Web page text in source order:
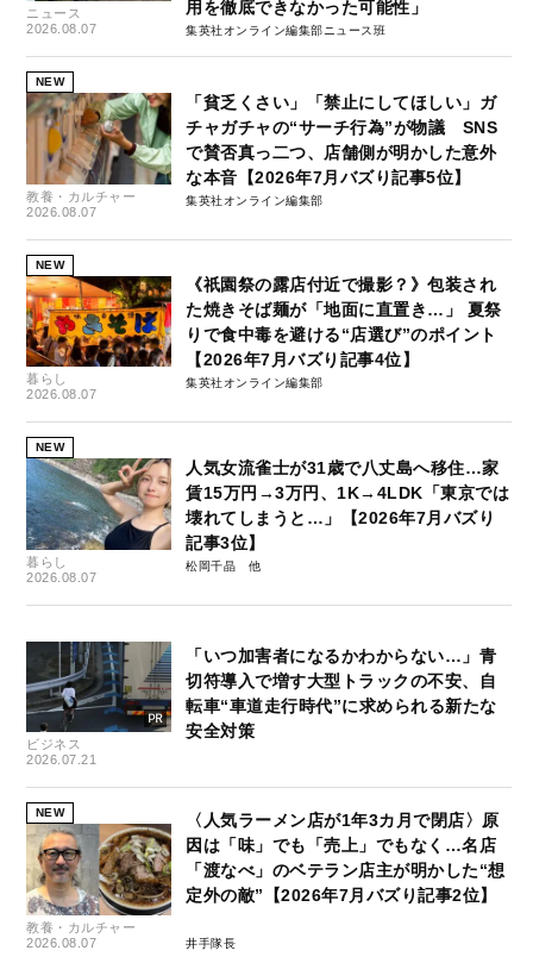
ニュース
2026.08.07
用を徹底できなかった可能性」
集英社オンライン編集部ニュース班
NEW
教養・カルチャー
2026.08.07
「貧乏くさい」「禁止にしてほしい」ガ
チャガチャの“サーチ行為”が物議 SNS
で賛否真っ二つ、店舗側が明かした意外
な本音【2026年7月バズり記事5位】
集英社オンライン編集部
NEW
暮らし
2026.08.07
《祇園祭の露店付近で撮影？》包装され
た焼きそば麺が「地面に直置き…」 夏祭
りで食中毒を避ける“店選び”のポイント
【2026年7月バズり記事4位】
集英社オンライン編集部
NEW
暮らし
2026.08.07
人気女流雀士が31歳で八丈島へ移住…家
賃15万円→3万円、1K→4LDK「東京では
壊れてしまうと…」【2026年7月バズり
記事3位】
松岡千晶
ビジネス
2026.07.21
「いつ加害者になるかわからない…」青
切符導入で増す大型トラックの不安、自
転車“車道走行時代”に求められる新たな
安全対策
NEW
教養・カルチャー
2026.08.07
〈人気ラーメン店が1年3カ月で閉店〉原
因は「味」でも「売上」でもなく…名店
「渡なべ」のベテラン店主が明かした“想
定外の敵”【2026年7月バズり記事2位】
井手隊長